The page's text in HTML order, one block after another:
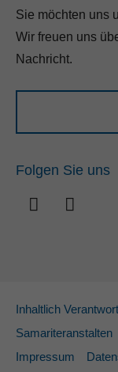
Sie möchten uns
Wir freuen uns
Nachricht.
Folgen Sie uns
Inhaltlich
Samariteranstalten
Impressum